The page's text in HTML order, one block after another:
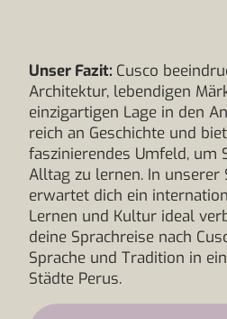
Unser Fazit: Cusco
Architektur, lebendigen
einzigartigen Lage in den
reich an Geschichte und
faszinierendes Umfeld, um
Alltag zu lernen. In unserer
erwartet dich ein
Lernen und Kultur ideal
deine Sprachreise nach
Sprache und Tradition in
Städte Perus.